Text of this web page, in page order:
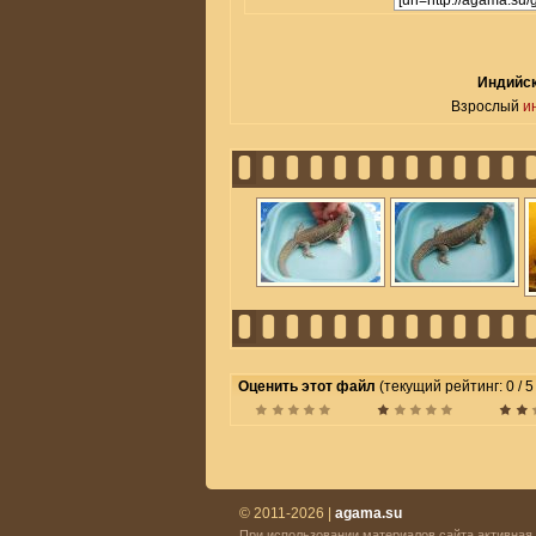
Взрослый
Оценить этот файл (текущий рейтинг: 0 /
© 2011-2026 | agama.su